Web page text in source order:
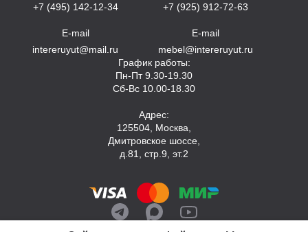
+7 (495) 142-12-34
E-mail
intereruyut@mail.ru
+7 (925) 912-72-63
E-mail
mebel@intereruyut.ru
График работы:
Пн-Пт 9.30-19.30
Сб-Вс 10.00-18.30
Адрес:
125504, Москва,
Дмитровское шоссе,
д.81, стр.9, эт.2